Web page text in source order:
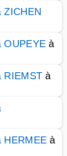
ZICHEN
OUPEYE à
RIEMST à
HERMEE à